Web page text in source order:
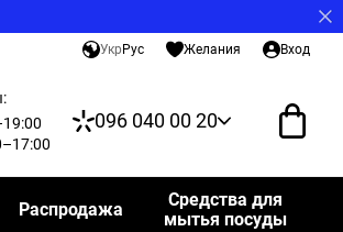
Укр Рус Желания Вход
096 040 00 20
Распродажа
Средства для
мытья посуды